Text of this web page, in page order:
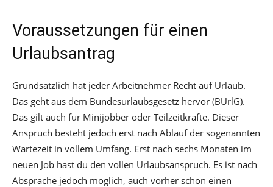
Voraussetzungen für einen
Urlaubsantrag
Grundsätzlich hat jeder Arbeitnehmer Recht auf Urlaub.
Das geht aus dem Bundesurlaubsgesetz hervor (BUrlG).
Das gilt auch für Minijobber oder Teilzeitkräfte. Dieser
Anspruch besteht jedoch erst nach Ablauf der sogenannten
Wartezeit in vollem Umfang. Erst nach sechs Monaten im
neuen Job hast du den vollen Urlaubsanspruch. Es ist nach
Absprache jedoch möglich, auch vorher schon einen